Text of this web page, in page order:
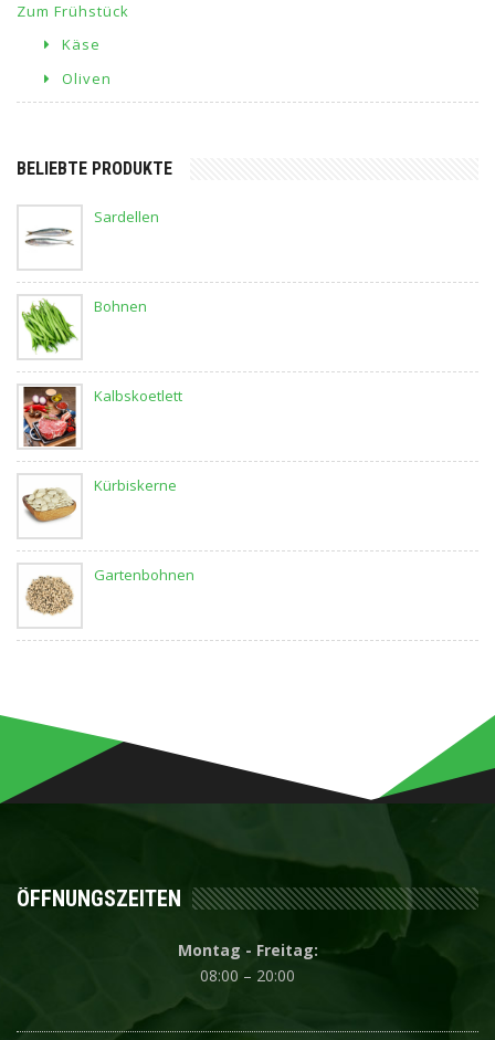
Zum Frühstück
Käse
Oliven
BELIEBTE PRODUKTE
Sardellen
Bohnen
Kalbskoetlett
Kürbiskerne
Gartenbohnen
ÖFFNUNGSZEITEN
Montag - Freitag:
08:00 – 20:00